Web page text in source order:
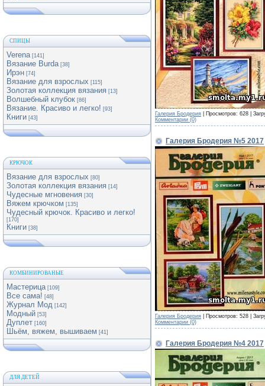
СПИЦЫ
Verena [141]
Вязание Burda [38]
Ирэн [74]
Вязание для взрослых [115]
Золотая коллекция вязания [13]
Волшебный клубок [86]
Вязание. Красиво и легко! [93]
Книги [43]
КРЮЧОК
Вязание для взрослых [80]
Золотая коллекция вязания [14]
Чудесные мгновения [30]
Вяжем крючком [135]
Чудесный крючок. Красиво и легко!
[170]
Книги [38]
КОМБИНИРОВАНЫЕ
Мастерица [109]
Все сама! [48]
Журнал Мод [142]
Модный [53]
Дуплет [160]
Шьём, вяжем, вышиваем [41]
ДЛЯ ДЕТЕЙ
Галерия Бродерия | Просмотров: 628 |
Комментарии (0)
Галерия Бродерия №5 2017
Галерия Бродерия | Просмотров: 528 |
Комментарии (0)
Галерия Бродерия №4 2017